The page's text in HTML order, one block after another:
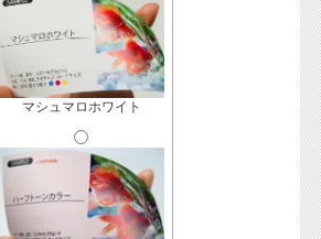
マシュマロホワイト